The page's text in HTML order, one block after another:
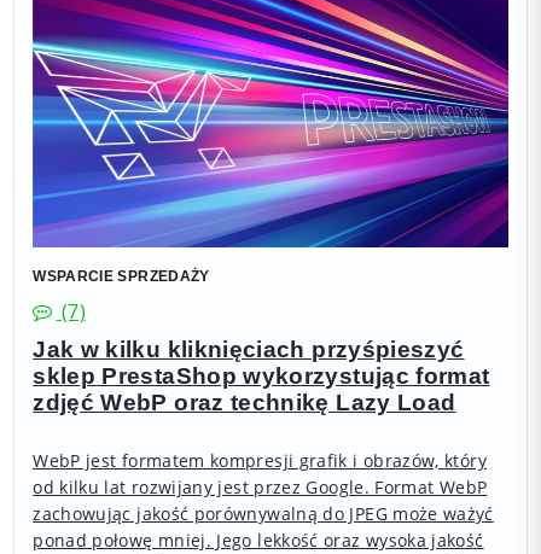
WSPARCIE SPRZEDAŻY
(7)
Jak w kilku kliknięciach przyśpieszyć
sklep PrestaShop wykorzystując format
zdjęć WebP oraz technikę Lazy Load
WebP jest formatem kompresji grafik i obrazów, który
od kilku lat rozwijany jest przez Google. Format WebP
zachowując jakość porównywalną do JPEG może ważyć
ponad połowę mniej. Jego lekkość oraz wysoka jakość